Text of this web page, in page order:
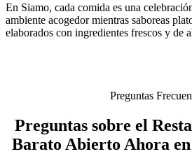
En Siamo, cada comida es una
ambiente acogedor mientras saboreas
elaborados con ingredientes frescos y de
Preguntas
Preguntas sobre el
Barato Abierto Ahora